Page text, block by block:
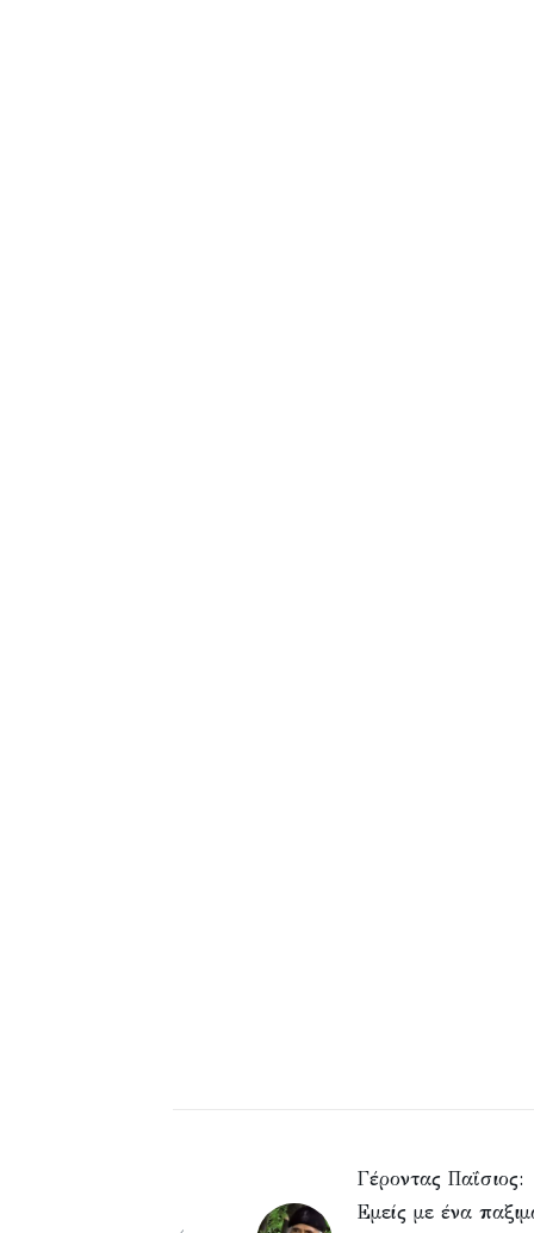
Γέροντας Παΐσιος:
Εμείς με ένα